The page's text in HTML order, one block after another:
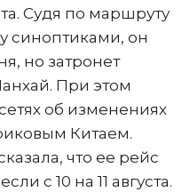
Судя по маршруту
синоптиками, он
но затронет
При этом
об изменениях
Китаем.
что ее рейс
с 10 на 11 августа.